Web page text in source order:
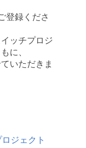
登録くださ
ッチプロジ
に、
いただきま